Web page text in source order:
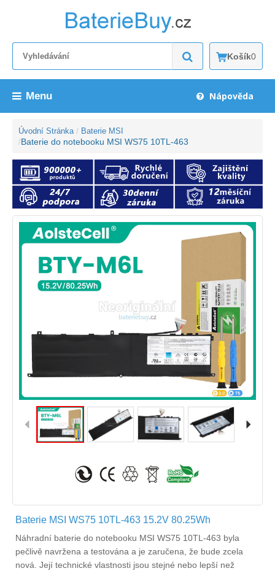
Košík0
Menu Nápověda
Úvodní Stránka Baterie MSI
Baterie do notebooku MSI WS75 10TL-463
Baterie MSI WS75 10TL-463 15.2V 80.25Wh
Náhradní baterie do notebooku MSI WS75 10TL-463 byla
pečlivě navržena a testována a je zaručena, že bude zcela
nová. Její technické vlastnosti jsou stejné nebo lepší než